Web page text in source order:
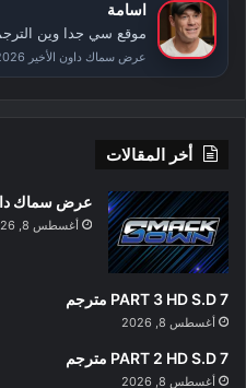
اسامة
موقع سي جدا وين
عرض سماك داون الأخير 7/8/2026 كامل
أخر المقالات
عرض سماك داون
أغسطس 8, 2026
PART 3 HD S.D 7 مترجم
أغسطس 8, 2026
PART 2 HD S.D 7 مترجم
أغسطس 8, 2026